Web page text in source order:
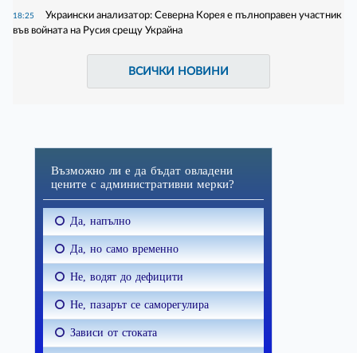
18:25
Украински анализатор: Северна Корея е пълноправен участник
във войната на Русия срещу Украйна
ВСИЧКИ НОВИНИ